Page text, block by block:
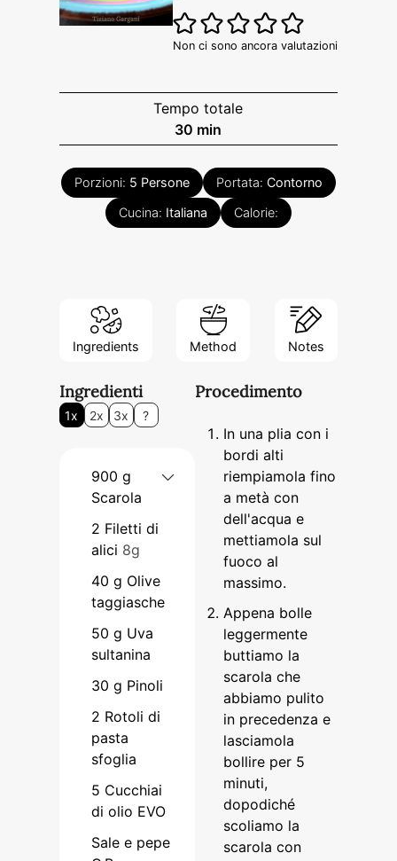
Non ci sono ancora valutazioni
Tempo totale
30 minuti
min
Porzioni: 5 Persone Portata: Contorno
Cucina: Italiana Calorie:
Ingredients Method Notes
Ingredienti
1x 2x 3x ?
900 g
Scarola
2 Filetti di
alici 8g
40 g Olive
taggiasche
50 g Uva
sultanina
30 g Pinoli
2 Rotoli di
pasta
sfoglia
5 Cucchiai
di olio EVO
Sale e pepe
Procedimento
In una plia con i
bordi alti
riempiamola fino
a metà con
dell'acqua e
mettiamola sul
fuoco al
massimo.
Appena bolle
leggermente
buttiamo la
scarola che
abbiamo pulito
in precedenza e
lasciamola
bollire per 5
minuti,
dopodiché
scoliamo la
scarola con